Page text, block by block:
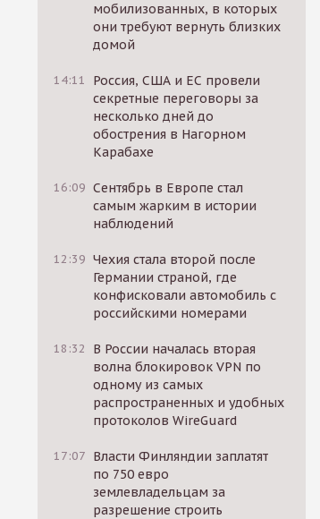
мобилизованных, в которых
они требуют вернуть близких
домой
14:11
Россия, США и ЕС провели
секретные переговоры за
несколько дней до
обострения в Нагорном
Карабахе
16:09 Сентябрь в Европе стал
самым жарким в истории
наблюдений
12:39 Чехия стала второй после
Германии страной, где
конфисковали автомобиль с
российскими номерами
18:32
В России началась вторая
волна блокировок VPN по
одному из самых
распространенных и удобных
протоколов WireGuard
17:07 Власти Финляндии заплатят
по 750 евро
землевладельцам за
разрешение строить